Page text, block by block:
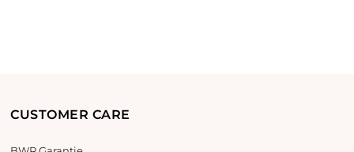
CUSTOMER CARE